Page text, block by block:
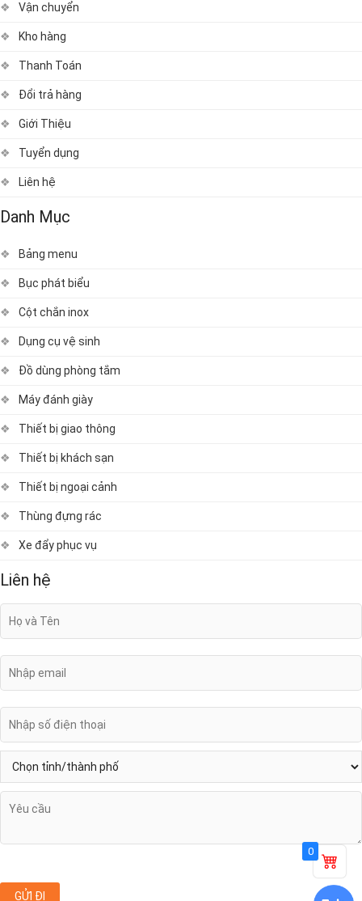
Vận chuyển
Kho hàng
Thanh Toán
Đổi trả hàng
Giới Thiệu
Tuyển dụng
Liên hệ
Danh Mục
Bảng menu
Bục phát biểu
Cột chắn inox
Dụng cụ vệ sinh
Đồ dùng phòng tắm
Máy đánh giày
Thiết bị giao thông
Thiết bị khách sạn
Thiết bị ngoại cảnh
Thùng đựng rác
Xe đẩy phục vụ
Liên hệ
0